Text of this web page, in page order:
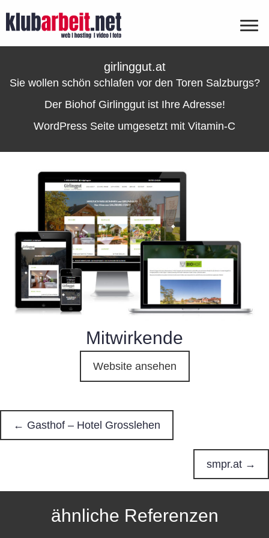
girlinggut.at
Sie wollen schön schlafen vor den Toren Salzburgs?
Der Biohof Girlinggut ist Ihre Adresse!
WordPress Seite umgesetzt mit Vitamin-C
Mitwirkende
Website ansehen
P
s
← Gasthof – Hotel Grosslehen
smpr.at →
ähnliche Referenzen